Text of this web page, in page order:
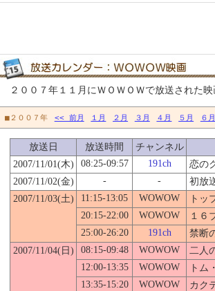
２００７年１１月にＷＯＷＯＷで放送された
■２００７年 << 前月 １月 ２月 ３月 ４月 ５月 ６月
放送日 放送時間 チャンネル
2007/11/01(木) 08:25-09:57 191ch 恋の
2007/11/02(金)
- -
初放
2007/11/03(土)
11:15-13:05 WOWOW トッ
20:15-22:00
WOWOW １６
25:00-26:20
191ch 禁断
2007/11/04(日)
08:15-09:48 WOWOW 二人
12:00-13:35
WOWOW トム
13:35-15:20
WOWOW カク